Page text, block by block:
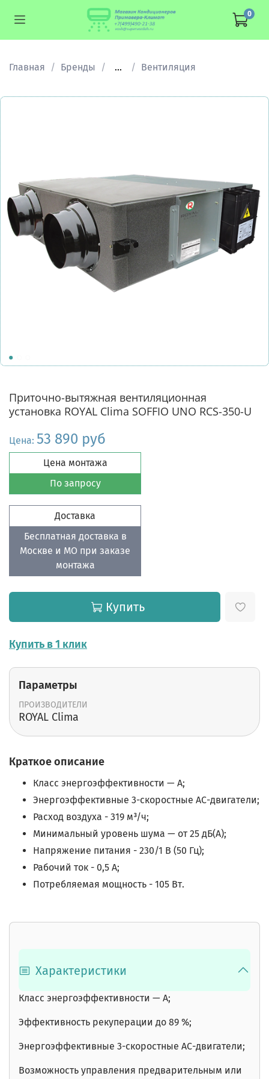
0
Главная Бренды ... Вентиляция
Приточно-вытяжная вентиляционная
установка ROYAL Clima SOFFIO UNO RCS-350-U
Цена: 53 890 руб
Цена монтажа
По запросу
Доставка
Бесплатная доставка в
Москве и МО при заказе
монтажа
Купить
Купить в 1 клик
Параметры
ПРОИЗВОДИТЕЛИ
ROYAL Clima
Краткое описание
Класс энергоэффективности — А;
Энергоэффективные 3-скоростные АС-двигатели;
Расход воздуха - 319 м³/ч;
Минимальный уровень шума — от 25 дБ(А);
Напряжение питания - 230/1 В (50 Гц);
Рабочий ток - 0,5 А;
Потребляемая мощность - 105 Вт.
Характеристики
Класс энергоэффективности — А;
Эффективность рекуперации до 89 %;
Энергоэффективные 3-скоростные АС-двигатели;
Возможность управления предварительным или